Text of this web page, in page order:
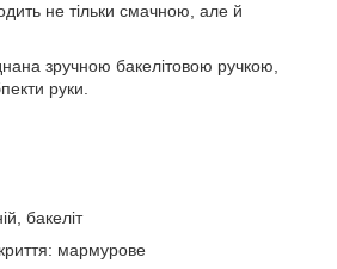
не тільки смачною, але й
зручною бакелітовою ручкою,
руки.
бакеліт
мармурове